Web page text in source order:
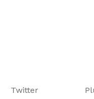
Twitter